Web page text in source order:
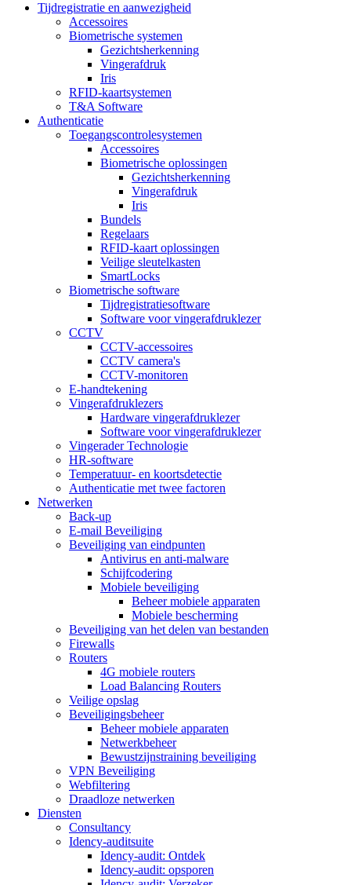
Tijdregistratie en aanwezigheid
Accessoires
Biometrische systemen
Gezichtsherkenning
Vingerafdruk
Iris
RFID-kaartsystemen
T&A Software
Authenticatie
Toegangscontrolesystemen
Accessoires
Biometrische oplossingen
Gezichtsherkenning
Vingerafdruk
Iris
Bundels
Regelaars
RFID-kaart oplossingen
Veilige sleutelkasten
SmartLocks
Biometrische software
Tijdregistratiesoftware
Software voor vingerafdruklezer
CCTV
CCTV-accessoires
CCTV camera's
CCTV-monitoren
E-handtekening
Vingerafdruklezers
Hardware vingerafdruklezer
Software voor vingerafdruklezer
Vingerader Technologie
HR-software
Temperatuur- en koortsdetectie
Authenticatie met twee factoren
Netwerken
Back-up
E-mail Beveiliging
Beveiliging van eindpunten
Antivirus en anti-malware
Schijfcodering
Mobiele beveiliging
Beheer mobiele apparaten
Mobiele bescherming
Beveiliging van het delen van bestanden
Firewalls
Routers
4G mobiele routers
Load Balancing Routers
Veilige opslag
Beveiligingsbeheer
Beheer mobiele apparaten
Netwerkbeheer
Bewustzijnstraining beveiliging
VPN Beveiliging
Webfiltering
Draadloze netwerken
Diensten
Consultancy
Idency-auditsuite
Idency-audit: Ontdek
Idency-audit: opsporen